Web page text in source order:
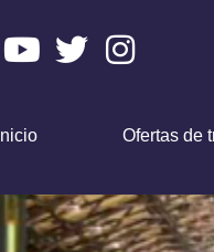
Inicio Ofertas de